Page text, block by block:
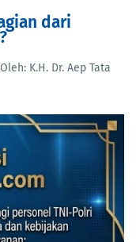
dari
K.H. Dr. Aep Tata